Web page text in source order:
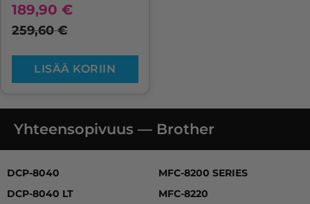
189,90 €
259,60€
LISÄÄ KORIIN
Yhteensopivuus — Brother
DCP-8040
DCP-8040 LT
MFC-8200 SERIES
MFC-8220